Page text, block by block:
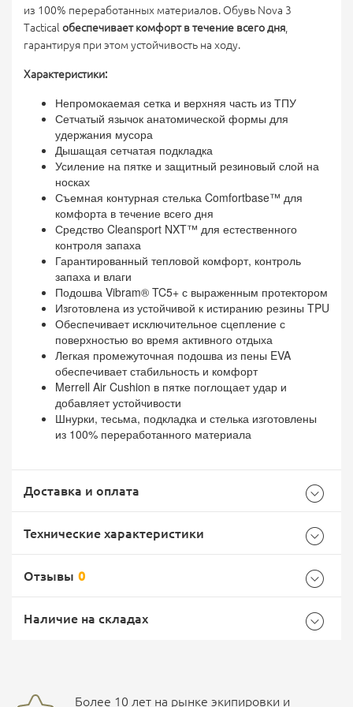
из 100% переработанных материалов. Обувь Nova 3
Tactical обеспечивает комфорт в течение всего дня
гарантируя при этом устойчивость на ходу.
Характеристики:
Непромокаемая сетка и верхняя часть из ТПУ
Сетчатый язычок анатомической формы для
удержания мусора
Дышащая сетчатая подкладка
Усиление на пятке и защитный резиновый слой на
носках
Съемная контурная стелька Comfortbase™ для
комфорта в течение всего дня
Средство Cleansport NXT™ для естественного
контроля запаха
Гарантированный тепловой комфорт, контроль
запаха и влаги
Подошва Vibram® TC5+ с выраженным протектором
Изготовлена из устойчивой к истиранию резины TPU
Обеспечивает исключительное сцепление с
поверхностью во время активного отдыха
Легкая промежуточная подошва из пены EVA
обеспечивает стабильность и комфорт
Merrell Air Cushion в пятке поглощает удар и
добавляет устойчивости
Шнурки, тесьма, подкладка и стелька изготовлены
из 100% переработанного материала
Доставка и оплата
Доставка Почтой России
EMS Почта России
Доставка курьерской службой СДЭК -
Технические характеристики
Размер 43 (8,5 UK)
Бренд
Отзывы 0
Наличие на складах
Более 10 лет на рынке экипировки и